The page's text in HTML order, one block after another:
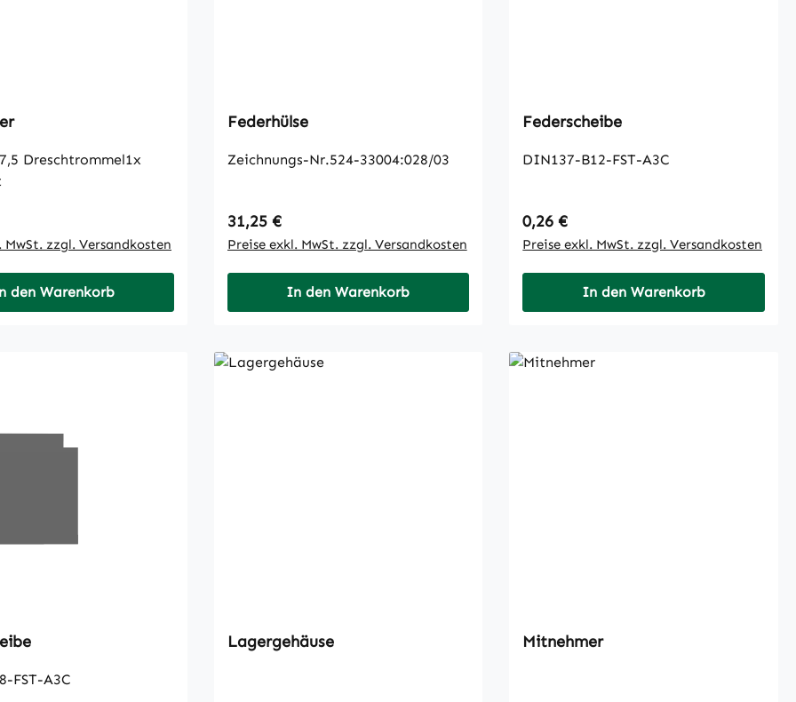
MwSt. zzgl. Versandkosten
den Warenkorb
Federhülse
Zeichnungs-Nr.524-33004:028/03
Regulärer Preis:
31,25 €
Preise exkl. MwSt. zzgl. Versandkosten
In den Warenkorb
Federscheibe
DIN137-B12-FST-A3C
Regulärer Preis:
0,26 €
Preise exkl. MwSt. zzgl. Versandkosten
In den Warenkorb
FST-A3C
Lagergehäuse Mitnehmer